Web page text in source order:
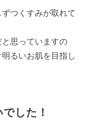
つくすみが取れて
思っていますの
るいお肌を目指し
した！